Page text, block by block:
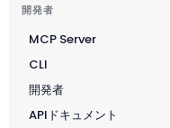
開発者
MCP Server
CLI
開発者
APIドキュメント